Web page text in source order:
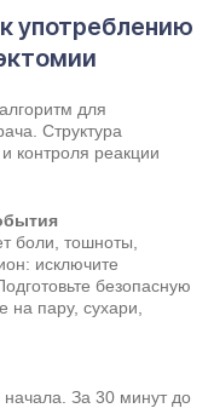
употреблению
для
Структура
контроля реакции
боли, тошноты,
исключите
безопасную
на пару, сухари,
начала. За 30 минут до